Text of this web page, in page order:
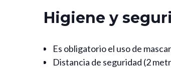
Higiene y
Es obligatorio el uso de
Distancia de seguridad (2